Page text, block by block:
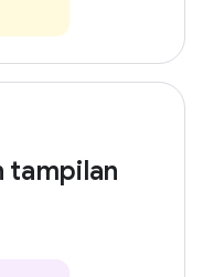
tampilan